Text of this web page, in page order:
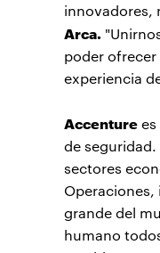
innovadores,
Arca.
poder
experiencia
Accenture
de
sectores
grande del
humano